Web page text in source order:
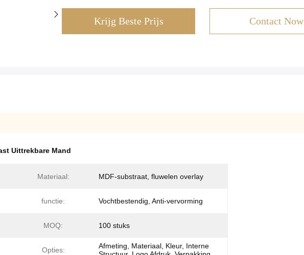
Krijg Beste Prijs Contact Now
Uittrekbare Mand
Materiaal: MDF-substraat, fluwelen overlay
functie: Vochtbestendig, Anti-vervorming
MOQ: 100 stuks
Opties:
Afmeting, Materiaal, Kleur, Interne